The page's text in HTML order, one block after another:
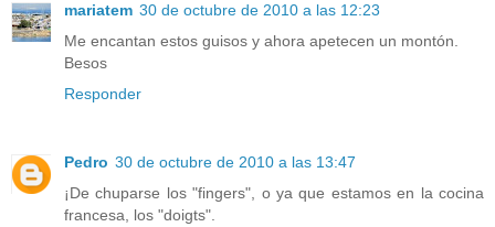
mariatem 30 de octubre de 2010 a las 12:23
Me encantan estos guisos y ahora apetecen un montón.
Besos
Responder
Pedro 30 de octubre de 2010 a las 13:47
¡De chuparse los "fingers", o ya que estamos en la cocina
francesa, los "doigts".